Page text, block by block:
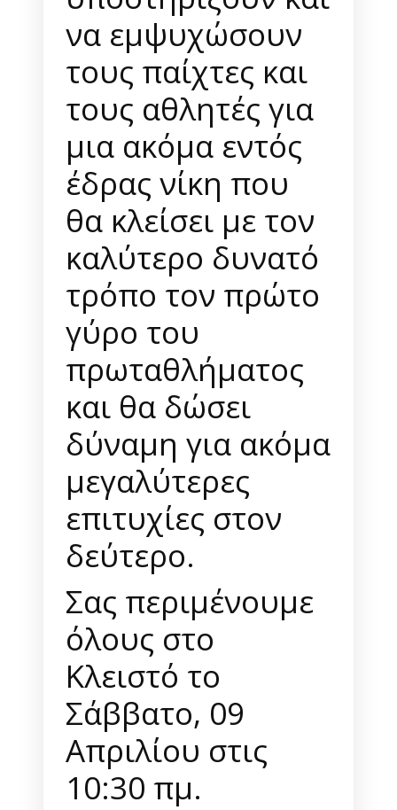
να εμψυχώσουν
τους παίχτες και
τους αθλητές για
μια ακόμα εντός
έδρας νίκη που
θα κλείσει με τον
καλύτερο δυνατό
τρόπο τον πρώτο
γύρο του
πρωταθλήματος
και θα δώσει
δύναμη για ακόμα
μεγαλύτερες
επιτυχίες στον
δεύτερο.
Σας περιμένουμε
όλους στο
Κλειστό το
Σάββατο, 09
Απριλίου στις
10:30 πμ.